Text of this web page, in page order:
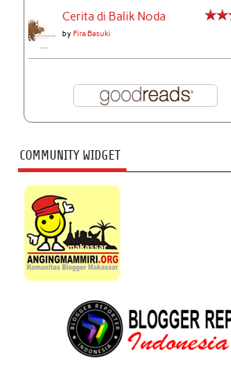
Cerita di Balik Noda
byFira Basuki
COMMUNITY WIDGET